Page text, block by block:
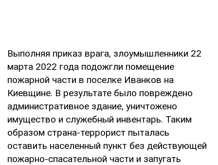
Выполняя приказ врага, злоумышленники 22
марта 2022 года подожгли помещение
пожарной части в поселке Иванков на
Киевщине. В результате было повреждено
административное здание, уничтожено
имущество и служебный инвентарь. Таким
образом страна-террорист пыталась
оставить населенный пункт без действующей
пожарно-спасательной части и запугать